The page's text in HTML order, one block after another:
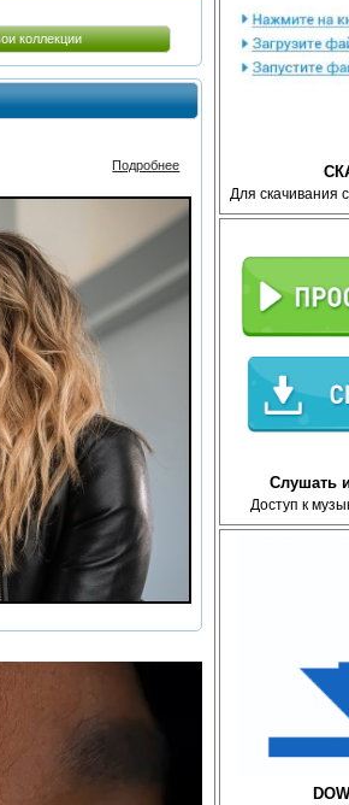
Для скачивания
Слушать
Доступ к
коллекции
Подробнее